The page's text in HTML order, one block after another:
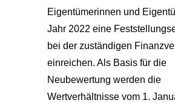
Eigentümerinnen und
Jahr 2022 eine
bei der zuständigen
einreichen. Als Basis für die
Neubewertung werden die
Wertverhältnisse vom 1.